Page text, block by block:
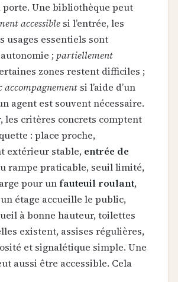
porte. Une bibliothèque peut
accessible si l’entrée, les
usages essentiels sont
; partiellement
zones restent difficiles ;
accompagnement si l’aide d’un
agent est souvent nécessaire.
les critères concrets comptent
: place proche,
extérieur stable, entrée de
rampe praticable, seuil limité,
pour unfauteuil roulant,
étage accueille le public,
à bonne hauteur, toilettes
existent, assises régulières,
et signalétique simple. Une
aussi être accessible. Cela